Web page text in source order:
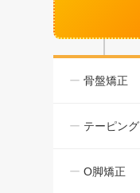
骨盤矯正
テーピング
O脚矯正